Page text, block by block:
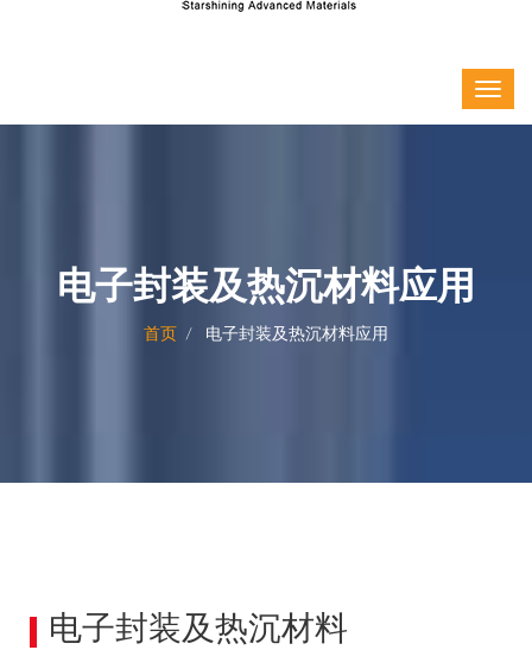
电子封装及热沉材料应用
首页 电子封装及热沉材料应用
电子封装及热沉材料